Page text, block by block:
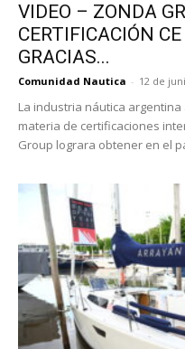
VIDEO – ZONDA
CERTIFICACIÓN
GRACIAS...
Comunidad Nautica - 12 de
La industria náutica
materia de certificaciones
Group lograra obtener en el